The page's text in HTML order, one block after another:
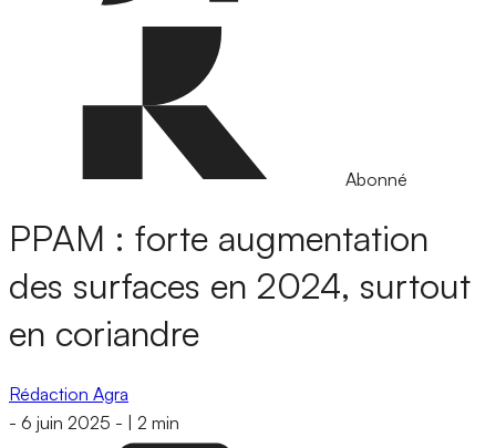
Abonné
PPAM : forte augmentation
des surfaces en 2024, surtout
en coriandre
Rédaction Agra
- 6 juin 2025 - 2 min